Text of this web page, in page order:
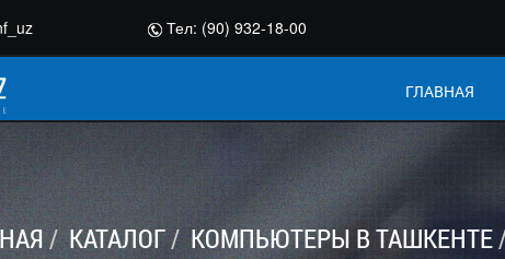
Тел: (90) 932-18-00
ГЛАВНАЯ
КАТАЛОГ КОМПЬЮТЕРЫ В ТАШКЕНТЕ